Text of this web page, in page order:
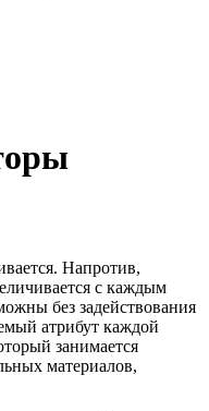
Напротив,
с каждым
без задействования
атрибут каждой
занимается
материалов,